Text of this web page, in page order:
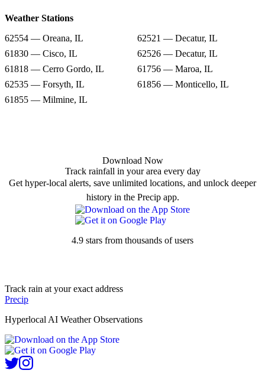
Weather Stations
62554 — Oreana, IL
62521 — Decatur, IL
61830 — Cisco, IL
62526 — Decatur, IL
61818 — Cerro Gordo, IL
61756 — Maroa, IL
62535 — Forsyth, IL
61856 — Monticello, IL
61855 — Milmine, IL
Download Now
Track rainfall in your area every day
Get hyper-local alerts, save unlimited locations, and unlock deeper
history in the Precip app.
4.9 stars from thousands of users
Track rain at your exact address
Precip
Hyperlocal AI Weather Observations